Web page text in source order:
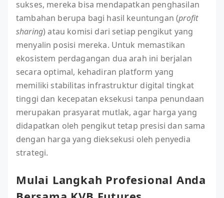
sukses, mereka bisa mendapatkan penghasilan
tambahan berupa bagi hasil keuntungan (profit
sharing) atau komisi dari setiap pengikut yang
menyalin posisi mereka. Untuk memastikan
ekosistem perdagangan dua arah ini berjalan
secara optimal, kehadiran platform yang
memiliki stabilitas infrastruktur digital tingkat
tinggi dan kecepatan eksekusi tanpa penundaan
merupakan prasyarat mutlak, agar harga yang
didapatkan oleh pengikut tetap presisi dan sama
dengan harga yang dieksekusi oleh penyedia
strategi.
Mulai Langkah Profesional Anda